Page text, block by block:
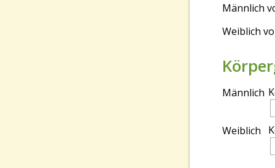
Männlich
Weiblich
Männlich
Weiblich